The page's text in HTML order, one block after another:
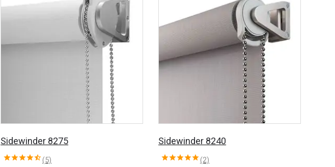
Sidewinder 8275
(5)
Sidewinder 8240
(2)